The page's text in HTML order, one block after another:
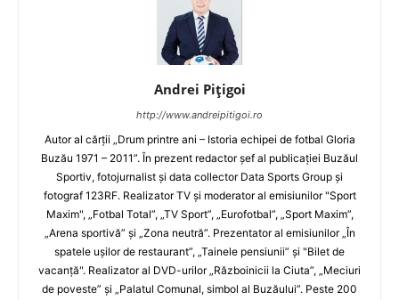
Andrei Pițigoi
http://www.andreipitigoi.ro
Autor al cărţii „Drum printre ani – Istoria echipei de fotbal Gloria
Buzău 1971 – 2011”. În prezent redactor şef al publicaţiei Buzăul
Sportiv, fotojurnalist şi data collector Data Sports Group şi
fotograf 123RF. Realizator TV şi moderator al emisiunilor "Sport
Maxim", „Fotbal Total”, „TV Sport”, „Eurofotbal”, „Sport Maxim”,
„Arena sportivă” şi „Zona neutră”. Prezentator al emisiunilor „În
spatele uşilor de restaurant”, „Tainele pensiunii” şi "Bilet de
vacanţă". Realizator al DVD-urilor „Războinicii la Ciuta”, „Meciuri
de poveste” şi „Palatul Comunal, simbol al Buzăului”. Peste 200